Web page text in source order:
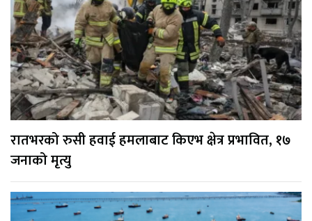
रातभरको रुसी हवाई हमलाबाट किएभ क्षेत्र प्रभावित, १७
जनाको मृत्यु